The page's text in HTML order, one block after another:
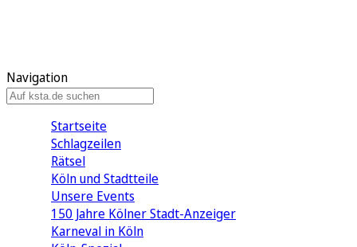
Navigation
Startseite
Schlagzeilen
Rätsel
Köln und Stadtteile
Unsere Events
150 Jahre Kölner Stadt-Anzeiger
Karneval in Köln